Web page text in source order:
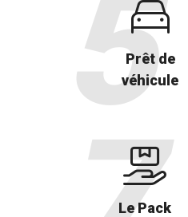
Prêt de
véhicule
Le Pack